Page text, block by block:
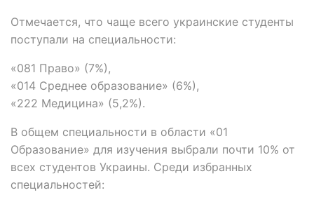
Отмечается, что чаще всего украинские студенты
поступали на специальности:
«081 Право» (7%),
«014 Среднее образование» (6%),
«222 Медицина» (5,2%).
В общем специальности в области «01
Образование» для изучения выбрали почти 10% от
всех студентов Украины. Среди избранных
специальностей: